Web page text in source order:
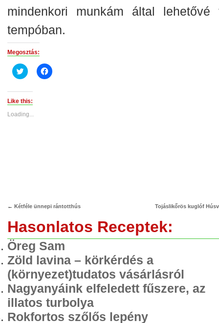
mindenkori munkám által lehetővé
tempóban.
Megosztás:
Click
to
(Opens
new
Click
to
Like this:
Loading...
← Kétféle ünnepi rántotthús Tojáslikőrös kuglóf
Hasonlatos Receptek:
Öreg Sam
Zöld lavina – körkérdés a
(környezet)tudatos vásárlásról
Nagyanyáink elfeledett fűszere, az
illatos turbolya
Rokfortos szőlős lepény